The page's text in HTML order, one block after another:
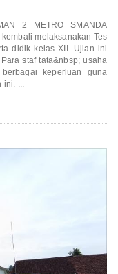
2 METRO SMANDA
melaksanakan Tes
didik kelas XII. Ujian ini
staf tata&nbsp; usaha
keperluan guna
ini. ...